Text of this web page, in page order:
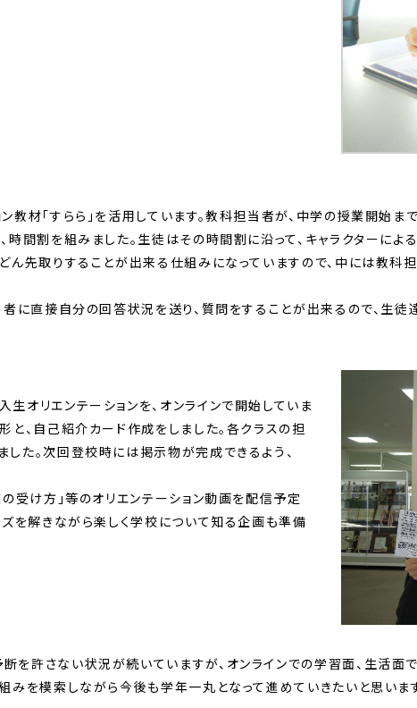
教材「すらら」を活用しています。教科担当者が、中学の授業開始
時間割を組みました。生徒はその時間割に沿って、キャラクターに
ん先取りすることが出来る仕組みになっていますので、中には教
者に直接自分の回答状況を送り、質問をすることが出来るので、生
オリエンテーションを、オンラインで開始していま
と、自己紹介カード作成をしました。各クラスの担
た。次回登校時には掲示物が完成できるよう、
受け方」等のオリエンテーション動画を配信予定
ズを解きながら楽しく学校について知る企画も準備
許さない状況が続いていますが、オンラインでの学習面、生活面
みを模索しながら今後も学年一丸となって進めていきたいと思います